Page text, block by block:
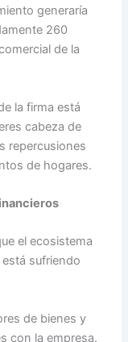
generaría
260
de la
la firma está
cabeza de
repercusiones
de hogares.
el ecosistema
sufriendo
de bienes y
con la empresa.